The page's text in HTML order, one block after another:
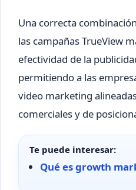
Una correcta
las campañas TrueView
efectividad de la
permitiendo a las
video marketing
comerciales y de
Te puede interesar:
Qué es growth